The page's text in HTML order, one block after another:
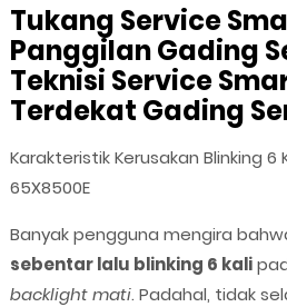
Tukang Service
Panggilan Gading
Teknisi Service
Terdekat Gading
Karakteristik Kerusakan Blinking 6
65X8500E
Banyak pengguna mengira
sebentar lalu blinking 6 kali
backlight mati. Padahal, tidak